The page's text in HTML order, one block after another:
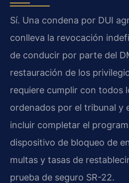
Sí. Una condena por DUI
conlleva la revocación
de conducir por parte del
restauración de los
requiere cumplir con todos
ordenados por el tribunal y
incluir completar el
dispositivo de bloqueo de
multas y tasas de
prueba de seguro SR-22.